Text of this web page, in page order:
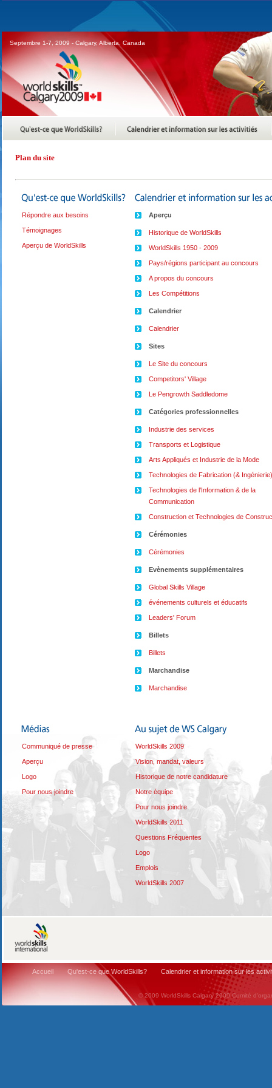
Septembre 1-7, 2009 - Calgary, Alberta, Canada
Plan du site
Répondre aux besoins
Témoignages
Aperçu de WorldSkills
Aperçu
Historique de WorldSkills
WorldSkills 1950 - 2009
Pays/régions participant au concours
A propos du concours
Les Compétitions
Calendrier
Calendrier
Sites
Le Site du concours
Competitors' Village
Le Pengrowth Saddledome
Catégories professionnelles
Industrie des services
Transports et Logistique
Arts Appliqués et Industrie de la Mode
Technologies de Fabrication (& Ingénierie)
Technologies de l'Information & de la
Communication
Construction et Technologies de
Cérémonies
Cérémonies
Evènements supplémentaires
Global Skills Village
événements culturels et éducatifs
Leaders' Forum
Billets
Billets
Marchandise
Marchandise
Communiqué de presse
Aperçu
Logo
Pour nous joindre
WorldSkills 2009
Vision, mandat, valeurs
Historique de notre candidature
Notre équipe
Pour nous joindre
WorldSkills 2011
Questions Fréquentes
Logo
Emplois
WorldSkills 2007
Accueil Qu'est-ce que WorldSkills? Calendrier et information sur les
© 2009 WorldSkills Calgary 2009 Comité